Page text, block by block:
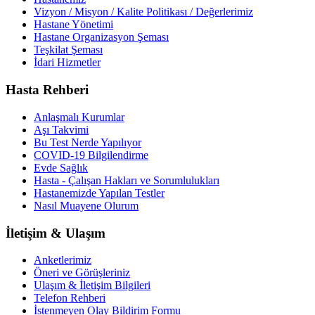
Vizyon / Misyon / Kalite Politikası / Değerlerimiz
Hastane Yönetimi
Hastane Organizasyon Şeması
Teşkilat Şeması
İdari Hizmetler
Hasta Rehberi
Anlaşmalı Kurumlar
Aşı Takvimi
Bu Test Nerde Yapılıyor
COVID-19 Bilgilendirme
Evde Sağlık
Hasta - Çalışan Hakları ve Sorumlulukları
Hastanemizde Yapılan Testler
Nasıl Muayene Olurum
İletişim & Ulaşım
Anketlerimiz
Öneri ve Görüşleriniz
Ulaşım & İletişim Bilgileri
Telefon Rehberi
İstenmeyen Olay Bildirim Formu